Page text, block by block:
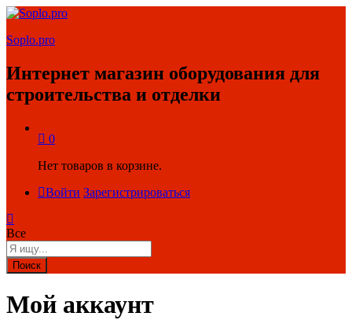
Soplo.pro
Интернет магазин оборудования для
строительства и отделки
0
Нет товаров в корзине.
Войти Зарегистрироваться
Все
Поиск
Мой аккаунт